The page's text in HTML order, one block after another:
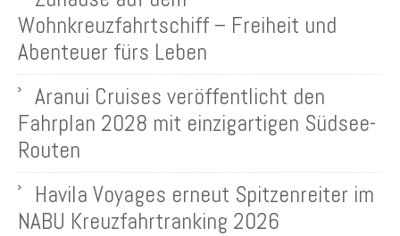
Wohnkreuzfahrtschiff – Freiheit und
Abenteuer fürs Leben
Aranui Cruises veröffentlicht den
Fahrplan 2028 mit einzigartigen Südsee-
Routen
Havila Voyages erneut Spitzenreiter im
NABU Kreuzfahrtranking 2026